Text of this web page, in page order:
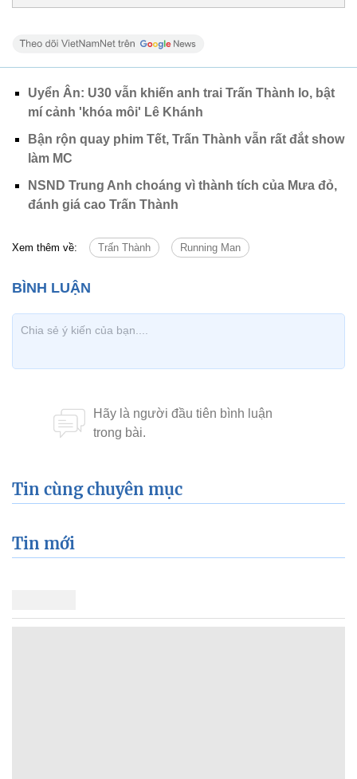
Uyển Ân: U30 vẫn khiến anh trai Trấn Thành lo, bật
mí cảnh 'khóa môi' Lê Khánh
Bận rộn quay phim Tết, Trấn Thành vẫn rất đắt show
làm MC
NSND Trung Anh choáng vì thành tích của Mưa đỏ,
đánh giá cao Trấn Thành
Xem thêm về: Trấn Thành Running Man
Tin cùng chuyên mục
Tin mới